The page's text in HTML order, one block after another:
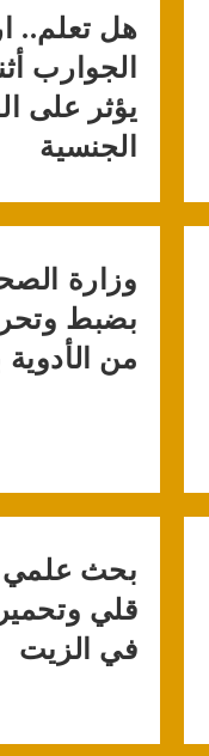
هل تعلم..
الجوارب
يؤثر على
الجنسية
وزارة
من الأدوية
بحث علمي
قلي
في الزيت